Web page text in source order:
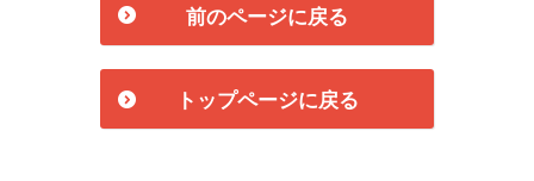
前のページに戻る
トップページに戻る